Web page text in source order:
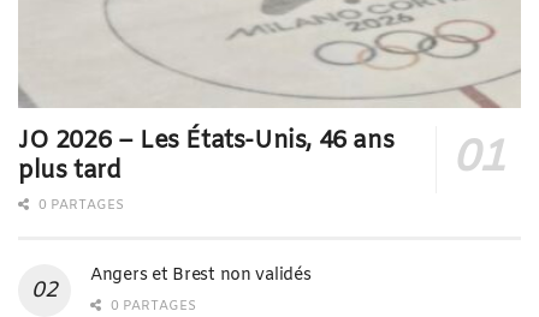
JO 2026 – Les États-Unis, 46 ans
plus tard
0 PARTAGES
Angers et Brest non validés
0 PARTAGES